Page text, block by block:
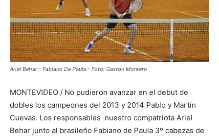
Ariel Behar - Fabiano De Paula - Foto: Gastón Montero
MONTEVIDEO / No pudieron avanzar en el debut de
dobles los campeones del 2013 y 2014 Pablo y Martín
Cuevas. Los responsables nuestro compatriota Ariel
Behar junto al brasileño Fabiano de Paula 3º cabezas de